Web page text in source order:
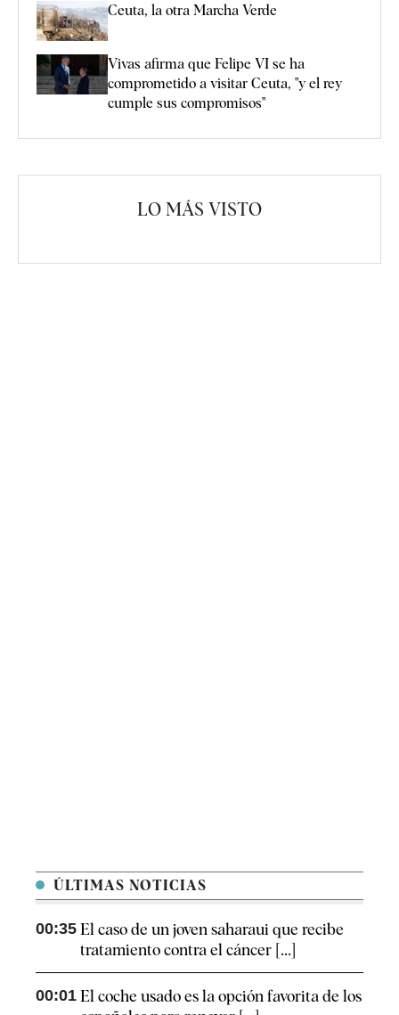
Ceuta, la otra Marcha Verde
Vivas afirma que Felipe VI se ha
comprometido a visitar Ceuta, "y el rey
cumple sus compromisos"
LO MÁS VISTO
ÚLTIMAS NOTICIAS
00:35 El caso de un joven saharaui que recibe
tratamiento contra el cáncer [...]
00:01 El coche usado es la opción favorita de los